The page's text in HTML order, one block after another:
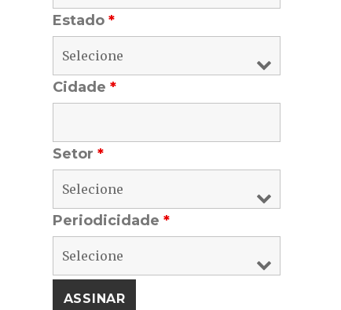
Estado *
Cidade *
Setor *
Periodicidade *